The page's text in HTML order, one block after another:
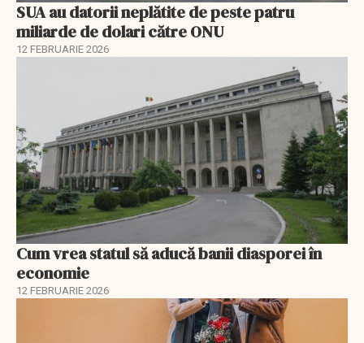
SUA au datorii neplătite de peste patru
miliarde de dolari către ONU
12 FEBRUARIE 2026
Cum vrea statul să aducă banii diasporei în
economie
12 FEBRUARIE 2026